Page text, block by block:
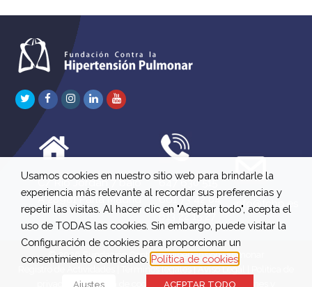
TwitterFacebook
Instagram
LinkedInYoutube
C/ Río Jordán 7 bajo
A 28981 Parla Madrid
647 630 515
661 73 42 04
613 22 15 27
info@fchp.es
© 2026 Fundación Contra la Hipertensión Pulmonar
Términos legales|Aviso Legal
privacidad|Política de cookies |Política de devoluciones y
Usamos cookies en nuestro sitio web para brindarle la
experiencia más relevante al recordar sus preferencias y
repetir las visitas. Al hacer clic en "Aceptar todo", acepta el
uso de TODAS las cookies. Sin embargo, puede visitar la
Configuración de cookies para proporcionar un
consentimiento controlado. Política de cookies
Ajustes ACEPTAR TODO